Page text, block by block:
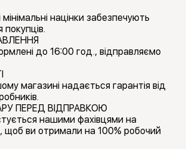
мінімальні націнки забезпечують
покупців.
до 16:00 год., відправляємо
магазині надається гарантія від
ПЕРЕД ВІДПРАВКОЮ
нашими фахівцями на
щоб ви отримали на 100% робочий